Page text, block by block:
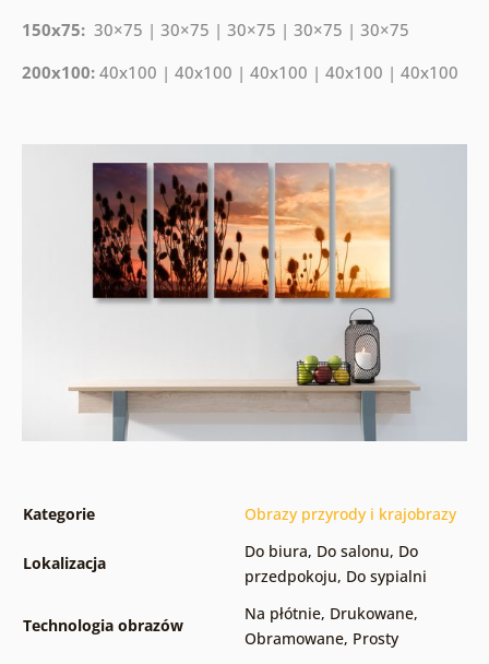
150x75: 30×75 | 30×75 | 30×75 | 30×75 | 30×75
200x100: 40x100 | 40x100 | 40x100 | 40x100 | 40x100
Kategorie Obrazy przyrody i krajobrazy
Lokalizacja
Do biura, Do salonu, Do
przedpokoju, Do sypialni
Technologia obrazów
Na płótnie, Drukowane,
Obramowane, Prosty